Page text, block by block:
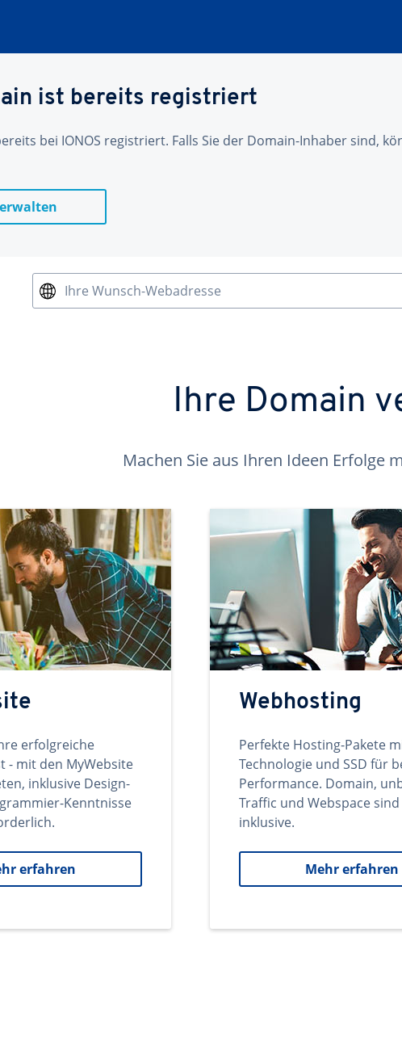
ist bereits registriert
bei IONOS registriert. Falls Sie der Domain-Inhaber sind,
Ihre Wunsch-Webadresse
Ihre Domain
Machen Sie aus Ihren Ideen Erfolge
erfolgreiche
- mit den MyWebsite
inklusive Design-
Kenntnisse
erfahren
Webhosting
Perfekte Hosting-Pakete
Technologie und SSD für
Performance. Domain,
Traffic und Webspace
inklusive.
Mehr erfahren